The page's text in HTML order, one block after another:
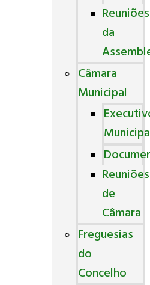
Reuniões
da
Câmara
Municipal
Reuniões
de
Câmara
Freguesias
do
Concelho